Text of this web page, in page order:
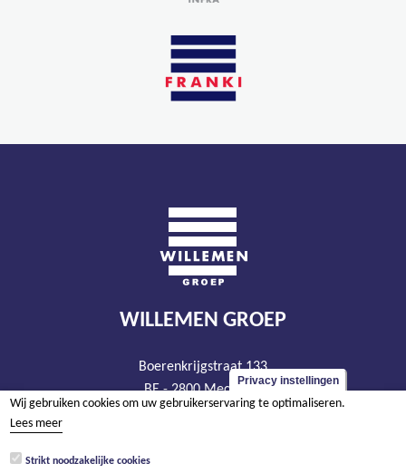
WILLEMEN GROEP
Boerenkrijgstraat 133
BE - 2800 Mechelen
tel +32 15 569 965
Privacy instellingen
Wij gebruiken cookies om uw gebruikerservaring te optimaliseren.
Lees meer
Strikt noodzakelijke cookies